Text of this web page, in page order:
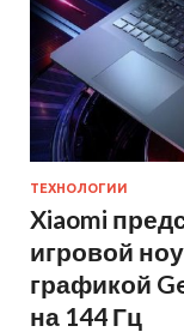
ТЕХНОЛОГИИ
Xiaomi
игровой
графикой
на 144 Гц